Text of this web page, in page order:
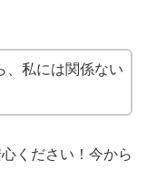
、私には関係ない
ください！今から